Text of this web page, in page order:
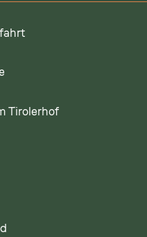
Tirolerhof